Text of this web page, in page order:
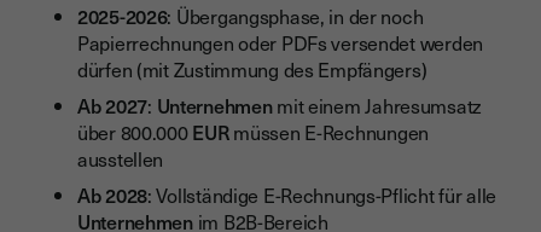
2025-2026: Übergangsphase, in der noch
Papierrechnungen oder PDFs versendet werden
dürfen (mit Zustimmung des Empfängers)
Ab 2027: Unternehmenmit einem Jahresumsatz
über 800.000EURmüssen E-Rechnungen
ausstellen
Ab 2028: Vollständige E-Rechnungs-Pflicht für alle
Unternehmenim B2B-Bereich